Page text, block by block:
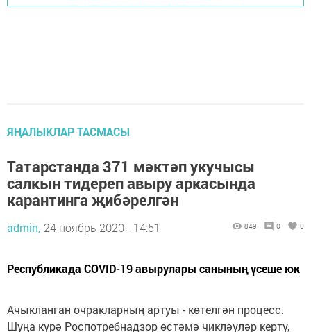
ЯҢАЛЫКЛАР ТАСМАСЫ
Татарстанда 371 мәктәп укучысы
салкын тидереп авыру аркасында
карантинга җибәрелгән
admin, 24 ноябрь 2020 - 14:51 849 0 0
Республикада COVID-19 авырулары санының үсеше юк
Ачыкланган очракларның артуы - көтелгән процесс.
Шуңа күрә Роспотребнадзор өстәмә чикләүләр кертү,